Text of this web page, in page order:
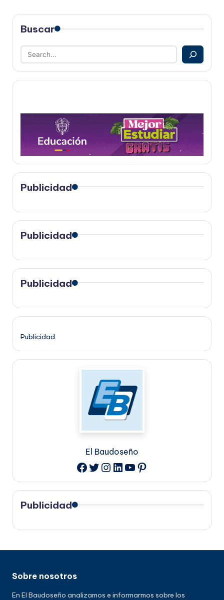
Buscar
Publicidad
Publicidad
Publicidad
Publicidad
El Baudoseño
Facebook
Twitter
Instagram
LinkedIn
YouTube
Pinterest
Publicidad
Sobre nosotros
En El Baudoseño analizamos e informarmos sobre los